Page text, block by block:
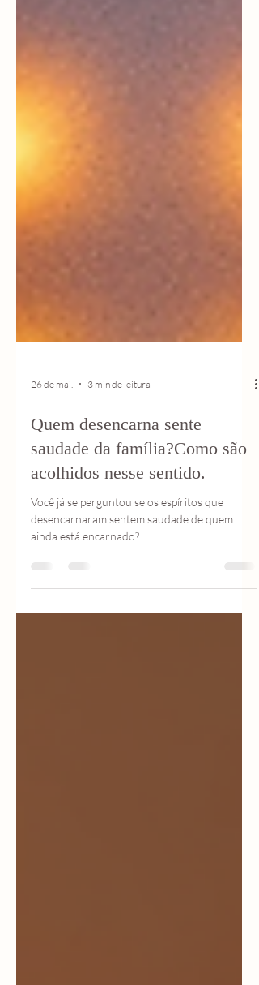
26 de mai. 3 min de leitura
Quem desencarna sente
saudade da família?Como são
acolhidos nesse sentido.
Você já se perguntou se os espíritos que